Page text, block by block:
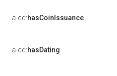
a-cd:hasCoinIssuance
a-cd:hasDating